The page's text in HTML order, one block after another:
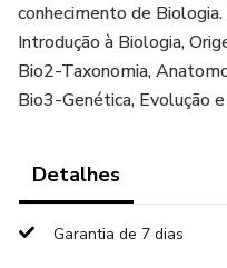
conhecimento de
Introdução à Biologia,
Bio2-Taxonomia,
Bio3-Genética, Evolução
Detalhes
Garantia de 7 dias